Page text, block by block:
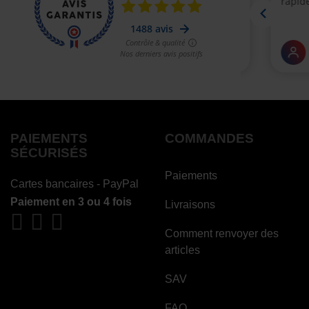
PAIEMENTS
SÉCURISÉS
Cartes bancaires - PayPal
Paiement en 3 ou 4 fois
COMMANDES
Paiements
Livraisons
Comment renvoyer des
articles
SAV